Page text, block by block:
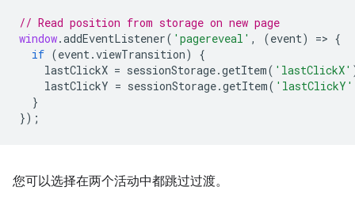
// Read position from storage on new page
window.addEventListener( 'pagereveal' , (event) => {
if (event.viewTransition)
{
lastClickX = sessionStorage.getItem( 'lastClickX'
lastClickY = sessionStorage.getItem( 'lastClickY'
}
});
您可以选择在两个活动中都跳过过渡。